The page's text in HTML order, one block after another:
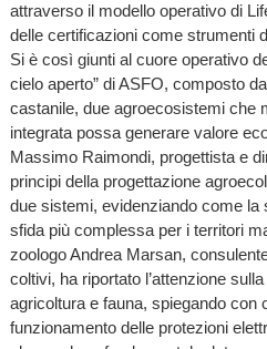
attraverso il modello operativo di
delle certificazioni come strumenti
Si è così giunti al cuore operativo
cielo aperto” di ASFO, composto
castanile, due agroecosistemi che
integrata possa generare valore
Massimo Raimondi, progettista e
principi della progettazione
due sistemi, evidenziando come
sfida più complessa per i territori
zoologo Andrea Marsan,
coltivi, ha riportato l’attenzione
agricoltura e fauna, spiegando con
funzionamento delle protezioni